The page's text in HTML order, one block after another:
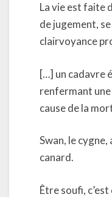
La vie est faite
de jugement,
clairvoyance
[…] un cadavre
renfermant une
cause de la
Swan, le
canard.
Être soufi,